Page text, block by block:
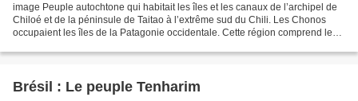
image Peuple autochtone qui habitait les îles et les canaux de l’archipel de
Chiloé et de la péninsule de Taitao à l’extrême sud du Chili. Les Chonos
occupaient les îles de la Patagonie occidentale. Cette région comprend les
Brésil : Le peuple Tenharim